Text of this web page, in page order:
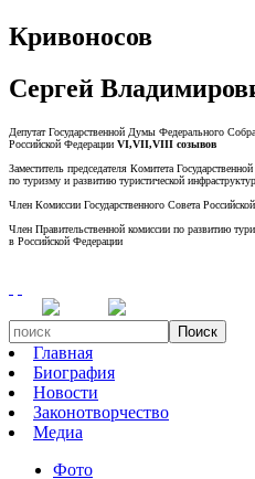
Кривоносов
Сергей
Депутат Государственной Думы Федерального
Российской Федерации VI,VII,VIII созывов
Заместитель председателя Комитета
по туризму и развитию туристической
Член Комиссии Государственного Совета
Член Правительственной комиссии по развитию
в Российской Федерации
Поиск
Главная
Биография
Новости
Законотворчество
Медиа
Фото